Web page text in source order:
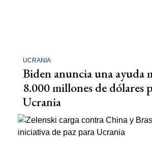
UCRANIA
Biden anuncia una ayuda
8.000 millones de dólares
Ucrania